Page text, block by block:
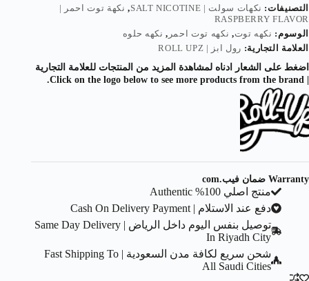
التصنيفات: نكهات سولت | SALT NICOTINE , نكهة توت احمر |
RASPBERRY FLAVOR
الوسوم: نكهه توت, نكهه توت احمر , نكهه حلوه
العلامة التجارية: رول ابز | ROLL UPZ
اضغط على الشعار ادناه لمشاهدة المزيد من المنتجات للعلامة التجارية
Warranty ضمان فيب.com
منتج اصلي 100% Authentic
دفع عند الاستلام | Cash On Delivery Payment
توصيل بنفس اليوم داخل الرياض | Same Day Delivery
In Riyadh City
شحن سريع لكافة مدن السعودية | Fast Shipping To
All Saudi Cities